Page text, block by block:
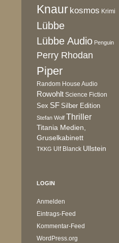
Knaur kosmos Krimi
Lübbe
Lübbe Audio Penguin
Perry Rhodan
Piper
Random House Audio
Rowohlt Science Fiction
Sex SF Silber Edition
Stefan Wolf Thriller
Titania Medien,
Gruselkabinett
TKKG Ulf Blanck Ullstein
LOGIN
Anmelden
Eintrags-Feed
Kommentar-Feed
WordPress.org